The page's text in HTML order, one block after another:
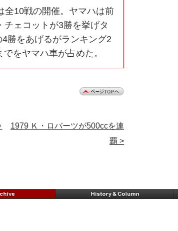
10戦の開催。ヤマハは前
ェコットが3勝を挙げタ
勝をあげるがランキング2
をヤマハ車が占めた。
1979 Ｋ・ロバーツが500ccを連
覇 >